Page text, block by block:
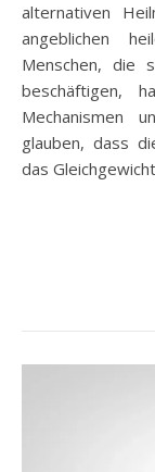
alternativen
angeblichen
Menschen, die
beschäftigen,
Mechanismen
glauben, dass
das